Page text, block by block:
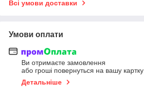
Всі умови доставки
Умови оплати
Ви отримаєте замовлення
або гроші повернуться на вашу картку
Детальніше